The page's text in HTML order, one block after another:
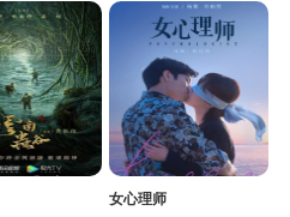
女心理师